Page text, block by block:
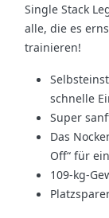
Single Stack
alle, die es
trainieren!
schnelle
Super
Das
Off“ für
109-kg-